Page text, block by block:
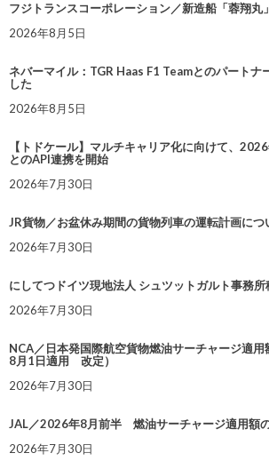
フジトランスコーポレーション／新造船「蓉翔丸
2026年8月5日
ネバーマイル：TGR Haas F1 Teamとのパートナ
した
2026年8月5日
【トドケール】マルチキャリア化に向けて、
とのAPI連携を開始
2026年7月30日
JR貨物／お盆休み期間の貨物列車の運転計画につ
2026年7月30日
にしてつドイツ現地法人 シュツットガルト事務
2026年7月30日
NCA／日本発国際航空貨物燃油サーチャージ適
8月1日適用 改定）
2026年7月30日
JAL／2026年8月前半 燃油サーチャージ適用額
2026年7月30日